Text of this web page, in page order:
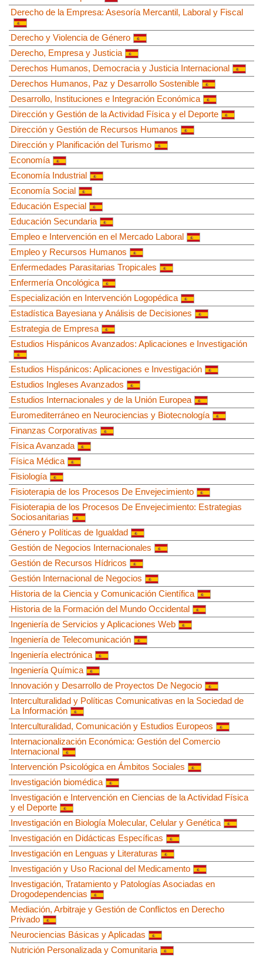
Derecho de la Empresa: Asesoría Mercantil, Laboral y Fiscal
Derecho y Violencia de Género
Derecho, Empresa y Justicia
Derechos Humanos, Democracia y Justicia Internacional
Derechos Humanos, Paz y Desarrollo Sostenible
Desarrollo, Instituciones e Integración Económica
Dirección y Gestión de la Actividad Física y el Deporte
Dirección y Gestión de Recursos Humanos
Dirección y Planificación del Turismo
Economía
Economía Industrial
Economía Social
Educación Especial
Educación Secundaria
Empleo e Intervención en el Mercado Laboral
Empleo y Recursos Humanos
Enfermedades Parasitarias Tropicales
Enfermería Oncológica
Especialización en Intervención Logopédica
Estadística Bayesiana y Análisis de Decisiones
Estrategia de Empresa
Estudios Hispánicos Avanzados: Aplicaciones e Investigación
Estudios Hispánicos: Aplicaciones e Investigación
Estudios Ingleses Avanzados
Estudios Internacionales y de la Unión Europea
Euromediterráneo en Neurociencias y Biotecnología
Finanzas Corporativas
Física Avanzada
Física Médica
Fisiología
Fisioterapia de los Procesos De Envejecimiento
Fisioterapia de los Procesos De Envejecimiento: Estrategias
Sociosanitarias
Género y Políticas de Igualdad
Gestión de Negocios Internacionales
Gestión de Recursos Hídricos
Gestión Internacional de Negocios
Historia de la Ciencia y Comunicación Científica
Historia de la Formación del Mundo Occidental
Ingeniería de Servicios y Aplicaciones Web
Ingeniería de Telecomunicación
Ingeniería electrónica
Ingeniería Química
Innovación y Desarrollo de Proyectos De Negocio
Interculturalidad y Políticas Comunicativas en la Sociedad de
La Información
Interculturalidad, Comunicación y Estudios Europeos
Internacionalización Económica: Gestión del Comercio
Internacional
Intervención Psicológica en Ámbitos Sociales
Investigación biomédica
Investigación e Intervención en Ciencias de la Actividad Física
y el Deporte
Investigación en Biología Molecular, Celular y Genética
Investigación en Didácticas Específicas
Investigación en Lenguas y Literaturas
Investigación y Uso Racional del Medicamento
Investigación, Tratamiento y Patologías Asociadas en
Drogodependencias
Mediación, Arbitraje y Gestión de Conflictos en Derecho
Privado
Neurociencias Básicas y Aplicadas
Nutrición Personalizada y Comunitaria